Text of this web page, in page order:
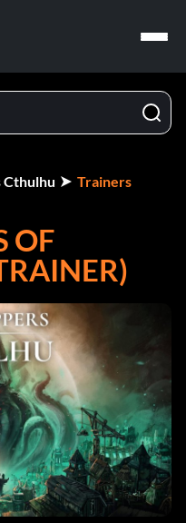
Cthulhu Trainers
OF